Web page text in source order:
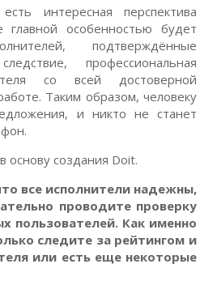
интересная перспектива
главной особенностью будет
подтверждённые
профессиональная
со всей достоверной
Таким образом, человеку
и никто не станет
основу создания Doit.
все исполнители надежны,
проводите проверку
пользователей. Как именно
следите за рейтингом и
или есть еще некоторые